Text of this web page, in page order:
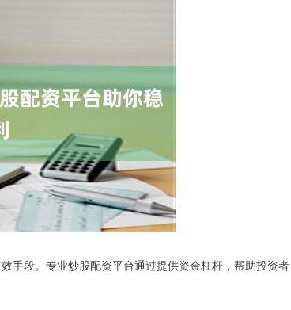
手段。专业炒股配资平台通过提供资金杠杆，帮助投资者